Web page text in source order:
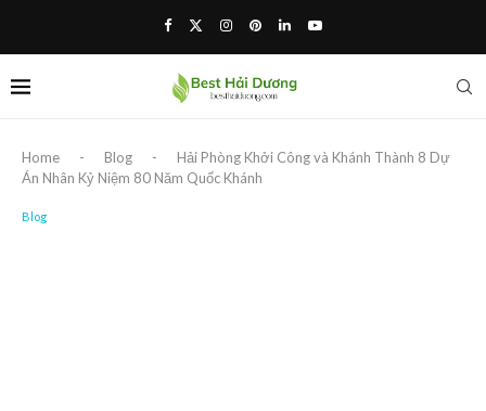
Home - Blog -
Hải Phòng Khởi Công và Khánh Thành 8 Dự
Án Nhân Kỷ Niệm 80 Năm Quốc Khánh
Blog